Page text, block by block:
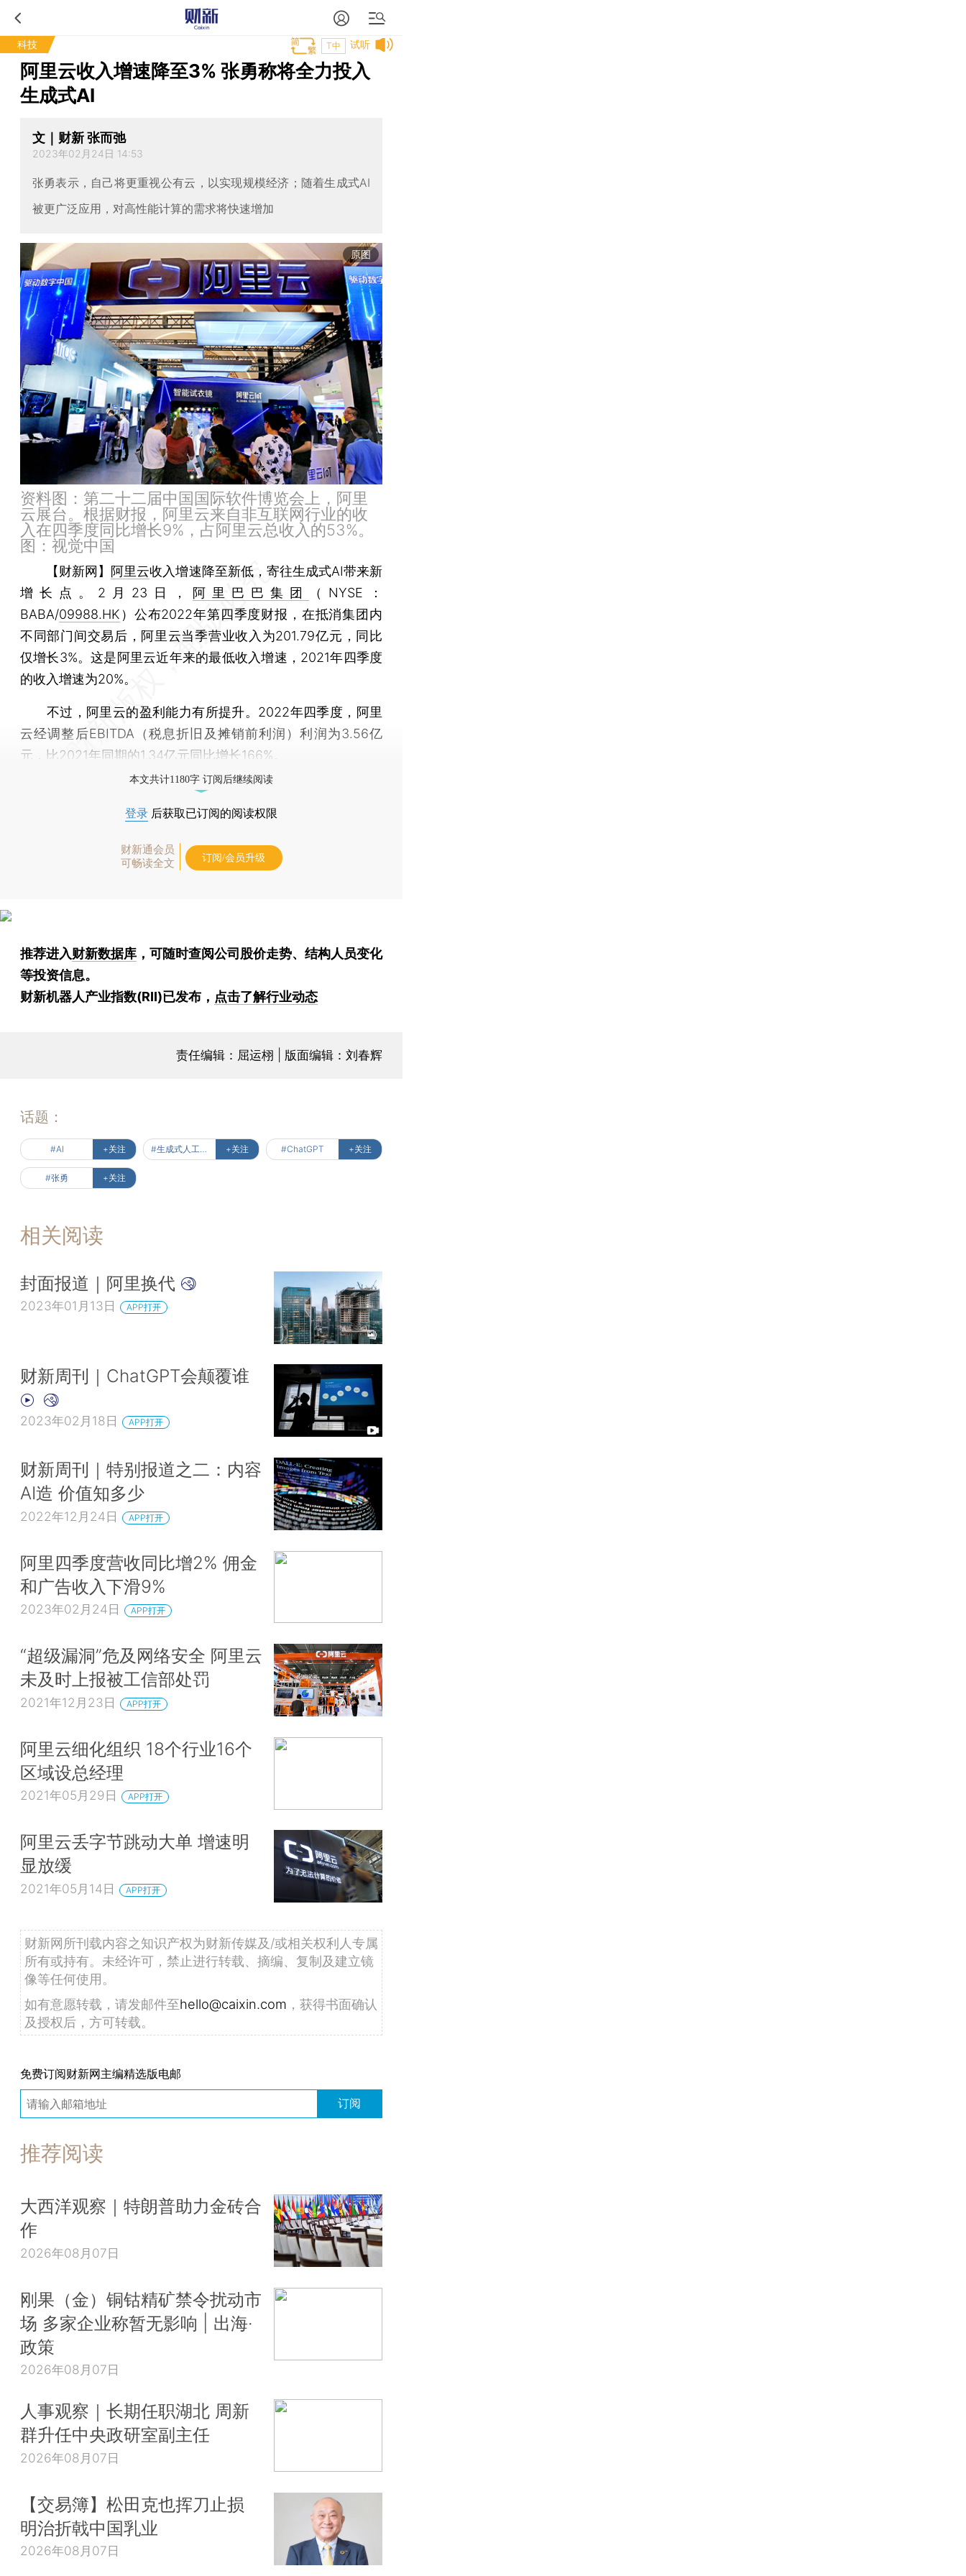
科技 试听
T中
阿里云收入增速降至3% 张勇称将全力投入
生成式AI
文｜财新 张而弛
2023年02月24日 14:53
张勇表示，自己将更重视公有云，以实现规模经济；随着生成式AI
被更广泛应用，对高性能计算的需求将快速增加
原图
资料图：第二十二届中国国际软件博览会上，阿里
云展台。根据财报，阿里云来自非互联网行业的收
入在四季度同比增长9%，占阿里云总收入的53%。
图：视觉中国
【财新网】 阿里云收入增速降至新低，寄往生成式AI带来新
增长点。2月23日， 阿里巴巴集团
（NYSE：
BABA/09988.HK ）公布2022年第四季度财报，在抵消集团内
不同部门间交易后，阿里云当季营业收入为201.79亿元，同比
仅增长3%。这是阿里云近年来的最低收入增速，2021年四季度
的收入增速为20%。
不过，阿里云的盈利能力有所提升。2022年四季度，阿里
云经调整后EBITDA（税息折旧及摊销前利润）利润为3.56亿
元，比2021年同期的1.34亿元同比增长166%。
本文共计1180字 订阅后继续阅读
登录 后获取已订阅的阅读权限
财新通会员
可畅读全文
订阅/会员升级
推荐进入财新数据库 ，可随时查阅公司股价走势、结构人员变化
等投资信息。
财新机器人产业指数(RII)已发布， 点击了解行业动态
责任编辑：屈运栩 | 版面编辑：刘春辉
话题：
#AI +关注 #生成式人工智能服务备案 +关注 #ChatGPT +关注
#张勇 +关注
相关阅读
封面报道｜阿里换代
2023年01月13日 APP打开
财新周刊｜ChatGPT会颠覆谁
2023年02月18日 APP打开
财新周刊｜特别报道之二：内容
AI造 价值知多少
2022年12月24日 APP打开
阿里四季度营收同比增2% 佣金
和广告收入下滑9%
2023年02月24日 APP打开
“超级漏洞”危及网络安全 阿里云
未及时上报被工信部处罚
2021年12月23日 APP打开
阿里云细化组织 18个行业16个
区域设总经理
2021年05月29日 APP打开
阿里云丢字节跳动大单 增速明
显放缓
2021年05月14日 APP打开
财新网所刊载内容之知识产权为财新传媒及/或相关权利人专属
所有或持有。未经许可，禁止进行转载、摘编、复制及建立镜
像等任何使用。
如有意愿转载，请发邮件至hello@caixin.com ，获得书面确认
及授权后，方可转载。
免费订阅财新网主编精选版电邮
订阅
推荐阅读
大西洋观察｜特朗普助力金砖合
作
2026年08月07日
刚果（金）铜钴精矿禁令扰动市
场 多家企业称暂无影响 | 出海·
政策
2026年08月07日
人事观察｜长期任职湖北 周新
群升任中央政研室副主任
2026年08月07日
【交易簿】松田克也挥刀止损
明治折戟中国乳业
2026年08月07日